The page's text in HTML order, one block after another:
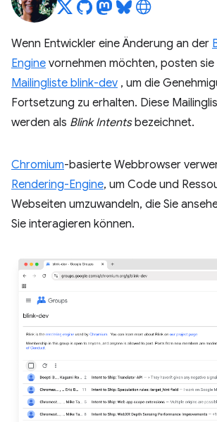
Wenn Entwickler eine Änderung an der
Engine vornehmen möchten, posten
Mailingliste blink-dev , um die
Fortsetzung zu erhalten. Diese
werden als Blink Intentsbezeichnet.
Chromium-basierte Webbrowser
Rendering-Engine, um Code und
Webseiten umzuwandeln, die Sie
Sie interagieren können.